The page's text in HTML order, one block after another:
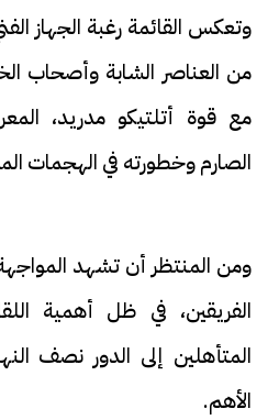
وتعكس القائمة رغبة الجهاز
من العناصر الشابة وأصحاب
مع قوة أتلتيكو مدريد،
الصارم وخطورته في الهجمات
ومن المنتظر أن تشهد المواجهة
الفريقين، في ظل أهمية
المتأهلين إلى الدور نصف
الأهم.